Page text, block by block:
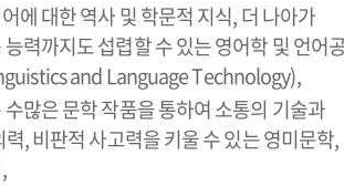
에 대한 역사 및 학문적 지식, 더 나아가
력까지도 섭렵할 수 있는 영어학 및 언어
and Language Technology),
많은 문학 작품을 통하여 소통의 기술과
, 비판적 사고력을 키울 수 있는 영미문학,